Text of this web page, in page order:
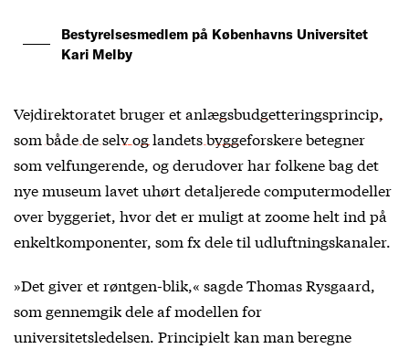
Bestyrelsesmedlem på Københavns Universitet
Kari Melby
Vejdirektoratet bruger etanlægsbudgetteringsprincip,
som både de selv og landets byggeforskerebetegner
som velfungerende, og derudover har folkene bag det
nye museum lavet uhørt detaljerede computermodeller
over byggeriet, hvor det er muligt at zoome helt ind på
enkeltkomponenter, som fx dele til udluftningskanaler.
»Det giver et røntgen-blik,« sagde Thomas Rysgaard,
som gennemgik dele af modellen for
universitetsledelsen. Principielt kan man beregne